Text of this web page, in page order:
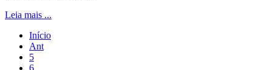
Leia mais ...
Início
Ant
5
6